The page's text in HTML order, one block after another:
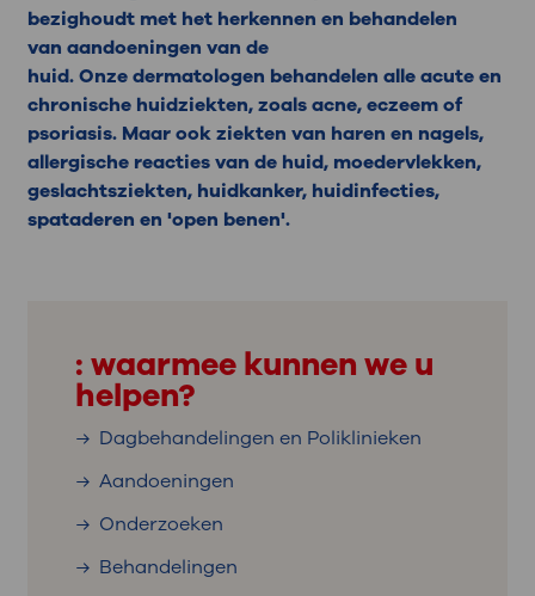
bezighoudt met het herkennen en behandelen
van aandoeningen van de
huid. Onze dermatologen behandelen alle acute en
chronische huidziekten, zoals acne, eczeem of
psoriasis. Maar ook ziekten van haren en nagels,
allergische reacties van de huid, moedervlekken,
geslachtsziekten, huidkanker, huidinfecties,
spataderen en 'open benen'.
: waarmee kunnen we u
helpen?
Dagbehandelingen en Poliklinieken
Aandoeningen
Onderzoeken
Behandelingen